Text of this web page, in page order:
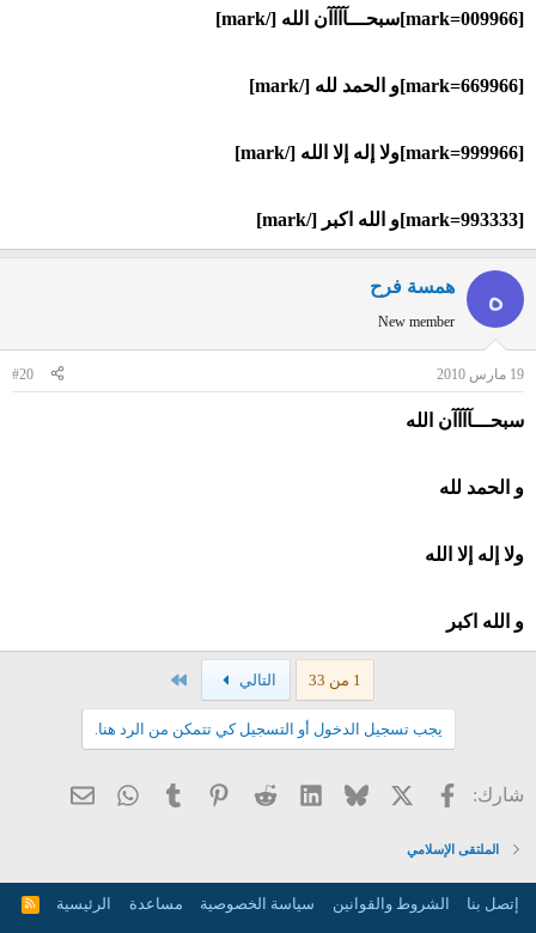
[mark=009966]سبحـــآآآآن الله [/mark]
[mark=669966]و الحمد لله [/mark]
[mark=999966]ولا إله إلا الله [/mark]
[mark=993333]و الله اكبر [/mark]
ه همسة فرح
New member
19 مارس 2010 #20
سبحـــآآآآن الله
و الحمد لله
ولا إله إلا الله
و الله اكبر
1 من 33 التالي
يجب تسجيل الدخول أو التسجيل كي تتمكن من الرد هنا.
شارك: فيسبوك
X
Bluesky
LinkedIn
Reddit
Pinterest
Tumblr
WhatsApp
البريد
الملتقى الإسلامي
إتصل بنا الشروط والقوانين سياسة الخصوصية مساعدة الرئيسية
R